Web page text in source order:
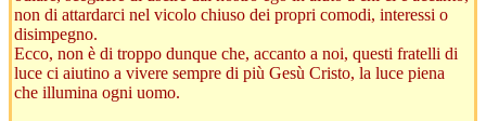
non di attardarci nel vicolo chiuso dei propri comodi, interessi o
disimpegno.
Ecco, non è di troppo dunque che, accanto a noi, questi fratelli di
luce ci aiutino a vivere sempre di più Gesù Cristo, la luce piena
che illumina ogni uomo.